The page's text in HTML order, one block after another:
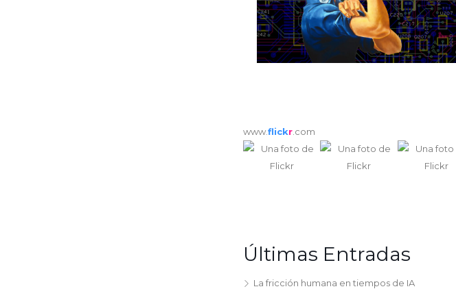
www.flickr .com
Últimas Entradas
La fricción humana en tiempos de IA